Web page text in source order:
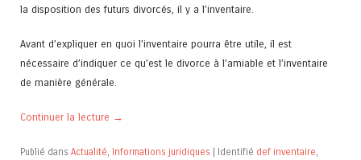
la disposition des futurs divorcés, il y a l’inventaire.
Avant d’expliquer en quoi l’inventaire pourra être utile, il est
nécessaire d’indiquer ce qu’est le divorce à l’amiable et l’inventaire
de manière générale.
Continuer la lecture →
Publié dans Actualité, Informations juridiques Identifié def inventaire,